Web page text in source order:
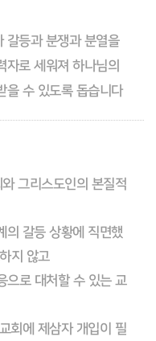
갈등과 분쟁과 분열을
자로 세워져 하나님의
을 수 있도록 돕습니다
그리스도인의 본질적
의 갈등 상황에 직면했
지 않고
으로 대처할 수 있는 교
회에 제삼자 개입이 필